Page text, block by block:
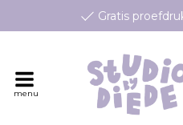
Gratis
geboortekaartjes op maat,
Persoonlijk
menu